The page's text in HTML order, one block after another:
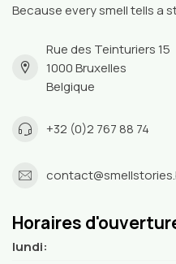
Because every smell tells a
Rue des Teinturiers 15
1000 Bruxelles
Belgique
+32 (0)2 767 88 74
Horaires
lundi: